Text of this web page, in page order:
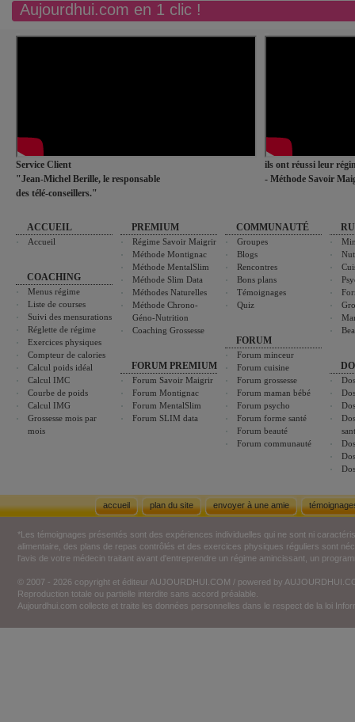
Aujourdhui.com en 1 clic !
Service Client
"Jean-Michel Berille, le responsable
des télé-conseillers."
ils ont réussi leur
- Méthode Savoir
ACCUEIL
Accueil
COACHING
Menus régime
Liste de courses
Suivi des mensurations
Réglette de régime
Exercices physiques
Compteur de calories
Calcul poids idéal
Calcul IMC
Courbe de poids
Calcul IMG
Grossesse mois par
mois
PREMIUM
Régime Savoir Maigrir
Méthode Montignac
Méthode MentalSlim
Méthode Slim Data
Méthodes Naturelles
Méthode Chrono-
Géno-Nutrition
Coaching Grossesse
FORUM PREMIUM
Forum Savoir Maigrir
Forum Montignac
Forum MentalSlim
Forum SLIM data
COMMUNAUTÉ
Groupes
Blogs
Rencontres
Bons plans
Témoignages
Quiz
FORUM
Forum minceur
Forum cuisine
Forum grossesse
Forum maman bébé
Forum psycho
Forum forme santé
Forum beauté
Forum communauté
accueil plan du site envoyer à une amie
*Les témoignages présentés sont des expériences individuelles qui ne sont ni
alimentaire, des plans de repas contrôlés et des exercices physiques réguliers sont
l'avis de votre médecin traitant avant d'entreprendre un régime amincissant, un
© 2007 - 2026 copyright et éditeur AUJOURDHUI.COM / powered by
Reproduction totale ou partielle interdite sans accord préalable.
Aujourdhui.com collecte et traite les données personnelles dans le respect de la loi